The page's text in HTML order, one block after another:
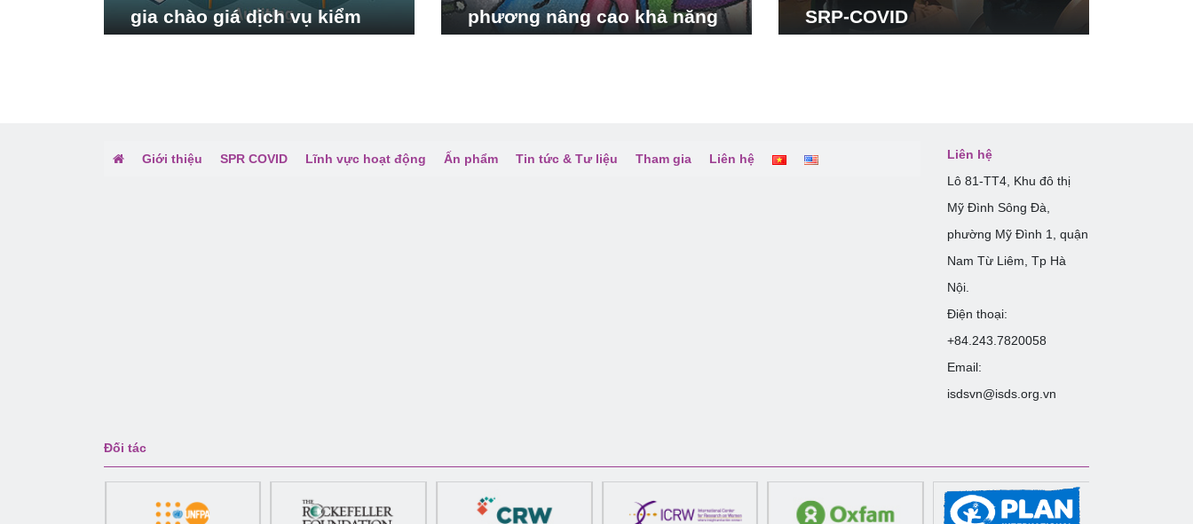
gia chào giá dịch vụ kiểm
phương nâng cao khả năng
SRP-COVID
Giới thiệu SPR COVID Lĩnh vực hoạt động Ấn phẩm Tin tức & Tư liệu Tham gia Liên hệ
Liên hệ
Lô 81-TT4, Khu đô thị
Mỹ Đình Sông Đà,
phường Mỹ Đình 1, quận
Nam Từ Liêm, Tp Hà
Nội.
Điện thoại:
+84.243.7820058
Email:
isdsvn@isds.org.vn
Đối tác